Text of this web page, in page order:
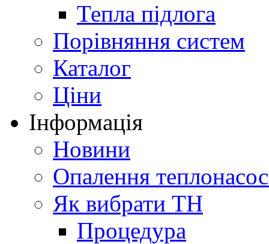
Тепла підлога
Порівняння систем
Каталог
Ціни
Інформація
Новини
Опалення
Як вибрати ТН
Процедура